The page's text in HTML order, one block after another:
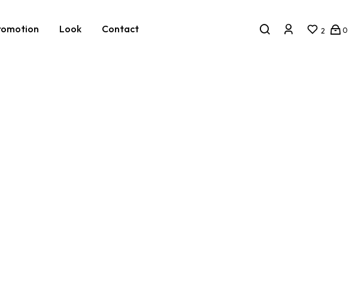
Look Contact 2 0